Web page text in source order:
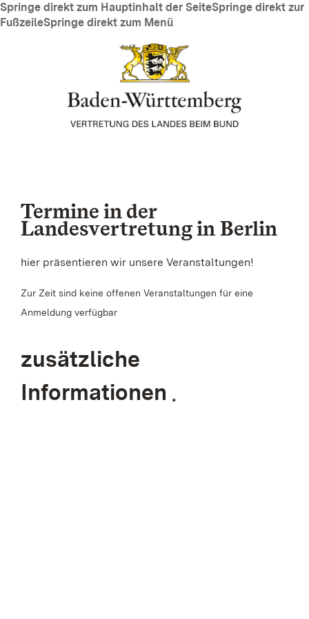
Springe direkt zum Hauptinhalt der SeiteSpringe direkt zur
FußzeileSpringe direkt zum Menü
Termine in der
Landesvertretung in Berlin
hier präsentieren wir unsere Veranstaltungen!
Zur Zeit sind keine offenen Veranstaltungen für eine
Anmeldung verfügbar
zusätzliche
Informationen